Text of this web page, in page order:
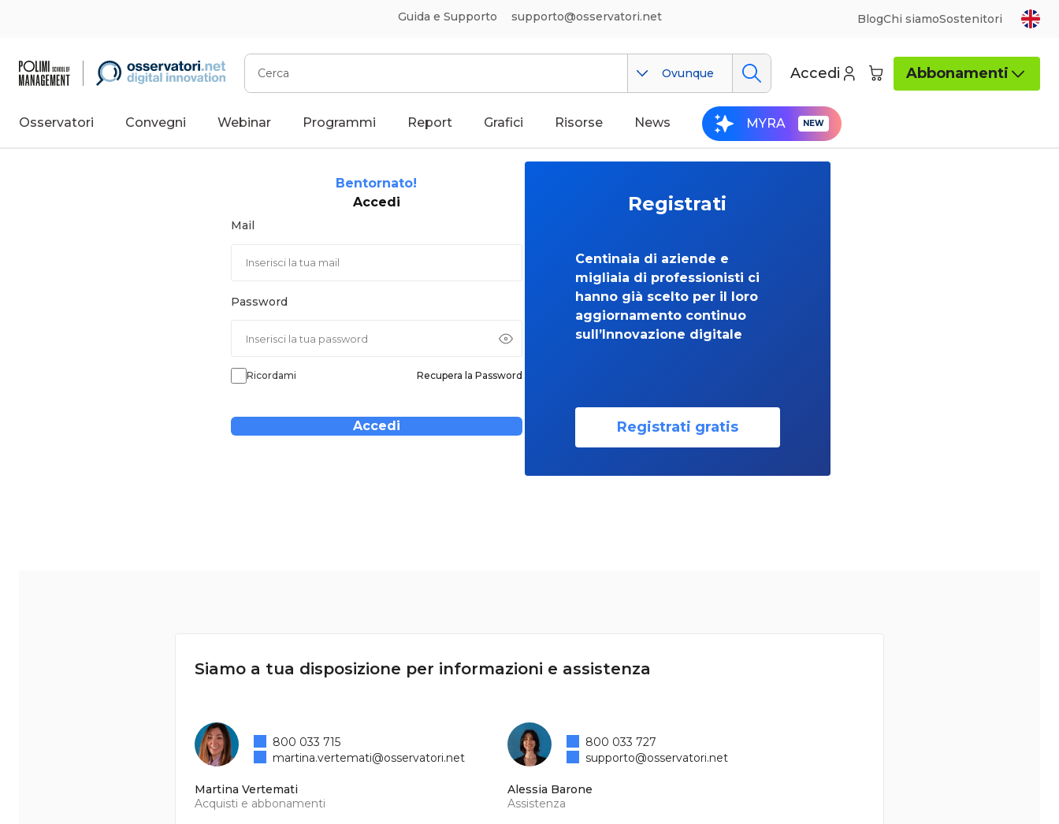
Guida e Supporto supporto@osservatori.net BlogChi siamoSostenitori
Cerca
Ovunque Accedi Abbonamenti
Osservatori Convegni Webinar Programmi Report Grafici Risorse News MYRA
Bentornato!
Accedi
Mail
Password
Ricordami Recupera la Password
Accedi
Registrati
Centinaia di aziende e
migliaia di professionisti ci
hanno già scelto per il loro
aggiornamento continuo
sull’Innovazione digitale
Registrati gratis
Siamo a tua disposizione per informazioni e assistenza
Martina Vertemati
Acquisti e abbonamenti
800 033 715
martina.vertemati@osservatori.net
Alessia Barone
Assistenza
800 033 727
supporto@osservatori.net